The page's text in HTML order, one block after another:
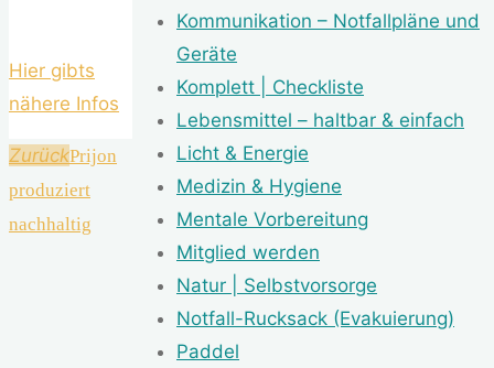
Hier gibts
nähere Infos
Kommunikation – Notfallpläne und
Geräte
Komplett | Checkliste
Lebensmittel – haltbar & einfach
Licht & Energie
Medizin & Hygiene
Mentale Vorbereitung
Mitglied werden
Natur | Selbstvorsorge
Notfall-Rucksack (Evakuierung)
Paddel
ZurückPrijon
produziert
nachhaltig